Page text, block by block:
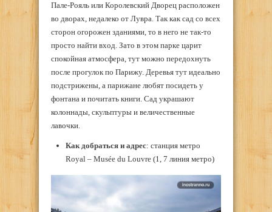
Пале-Рояль или Королевский Дворец расположен
во дворах, недалеко от Лувра. Так как сад со всех
сторон огорожен зданиями, то в него не так-то
просто найти вход. Зато в этом парке царит
спокойная атмосфера, тут можно передохнуть
после прогулок по Парижу. Деревья тут идеально
подстрижены, а парижане любят посидеть у
фонтана и почитать книги. Сад украшают
колоннады, скульптуры и величественные
лавочки.
Как добраться и адрес: станция метро
Royal – Musée du Louvre (1, 7 линия метро)